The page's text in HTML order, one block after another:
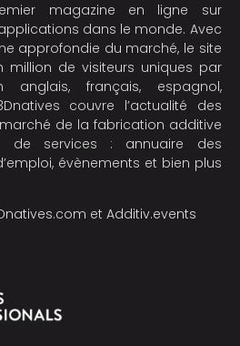
magazine en ligne sur
dans le monde. Avec
approfondie du marché, le site
million de visiteurs uniques par
anglais, français, espagnol,
couvre l’actualité des
de la fabrication additive
de services : annuaire des
évènements et bien plus
et Additiv.events